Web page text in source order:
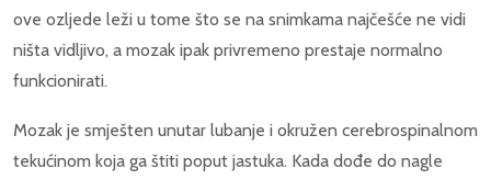
ove ozljede leži u tome što se na snimkama najčešće ne vidi
ništa vidljivo, a mozak ipak privremeno prestaje normalno
funkcionirati.
Mozak je smješten unutar lubanje i okružen cerebrospinalnom
tekućinom koja ga štiti poput jastuka. Kada dođe do nagle